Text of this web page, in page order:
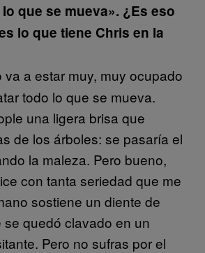
que se mueva». ¿Es eso
lo que tiene Chris en la
va a estar muy, muy ocupado
todo lo que se mueva.
una ligera brisa que
de los árboles: se pasaría el
la maleza. Pero bueno,
con tanta seriedad que me
sostiene un diente de
quedó clavado en un
Pero no sufras por el